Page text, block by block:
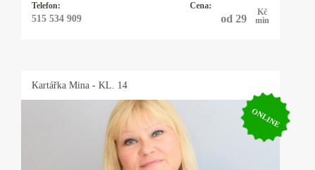
Telefon:
515 534 909
Cena:
od 29
Kč
min
Kartářka Mina - KL. 14
ONLINE
Kartářka Mina